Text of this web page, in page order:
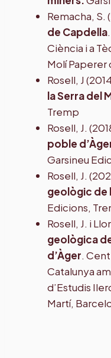
Remacha, S.
de Capdella
Ciència i a
Molí Paperer
Rosell, J
la Serra del
Tremp
Rosell, J.
poble
Garsineu
Rosell, J.
geològic de
Edicions,
Rosell, J. i
geològica
d’Àger.
Catalunya
d’Estudis
Martí,